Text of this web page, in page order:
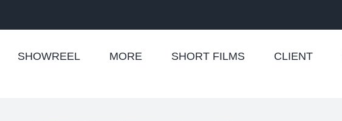
SHOWREEL MORE SHORT FILMS CLIENT